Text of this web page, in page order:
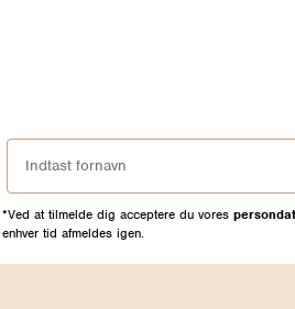
*Ved at tilmelde dig acceptere du vores
enhver tid afmeldes igen.